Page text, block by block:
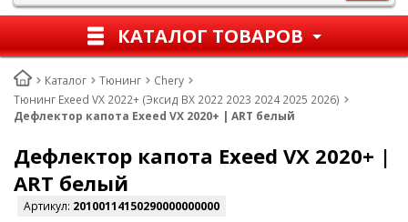
КАТАЛОГ ТОВАРОВ
Каталог Тюнинг
Chery
Тюнинг Exeed VX 2022+ (Эксид ВХ 2022 2023 2024 2025 2026)
Дефлектор капота Exeed VX 2020+ | ART белый
Дефлектор капота Exeed VX 2020+ |
ART белый
Артикул: 20100114150290000000000